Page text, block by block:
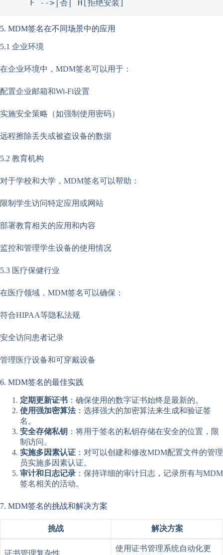
    F -->|否| H[拒绝安装]
5. MDM签名在不同场景中的应用
5.1 企业环境
在企业环境中，MDM签名可以用于：
配置企业邮箱和Wi-Fi设置
实施安全策略（如强制使用密码）
远程擦除丢失或被盗设备的数据
5.2 教育机构
对于学校和大学，MDM签名可以帮助：
限制学生访问特定应用或网站
部署教育相关的应用和内容
监控和管理学生设备的使用情况
5.3 医疗保健行业
在医疗领域，MDM签名可以确保：
符合HIPAA等隐私法规
安全访问患者记录
管理医疗设备和可穿戴设备
6. MDM签名的最佳实践
定期更新证书 ：确保使用的数字证书始终是最新的。
使用强加密算法：选择强大的加密算法来生成和验证签
名。
安全存储私钥 ：将用于签名的私钥存储在安全的位置，限
制访问。
实施多因素认证 ：对可以创建和修改MDM配置文件的管理
员实施多因素认证。
审计和日志记录 ：保持详细的审计日志，记录所有与MDM
签名相关的活动。
7. MDM签名的挑战和解决方案
挑战 解决方案
证书管理复杂性
使用证书管理系统自动化更